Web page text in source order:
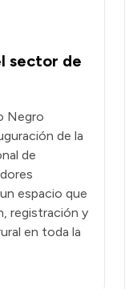
sector de
Negro
de la
de
espacio que
registración y
en toda la